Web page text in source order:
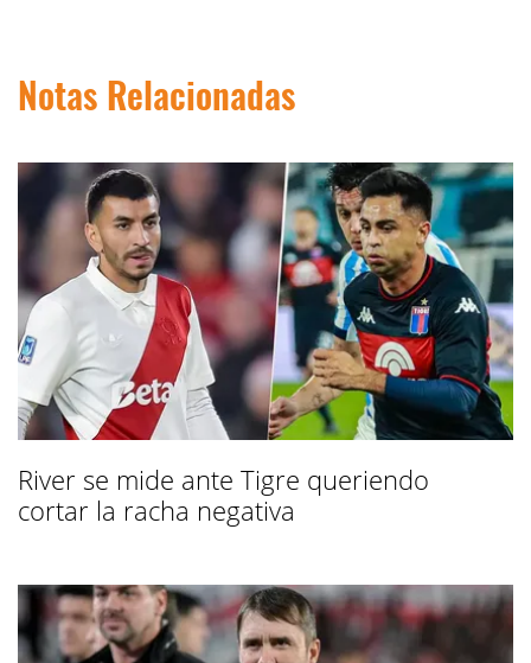
Notas Relacionadas
River se mide ante Tigre queriendo
cortar la racha negativa